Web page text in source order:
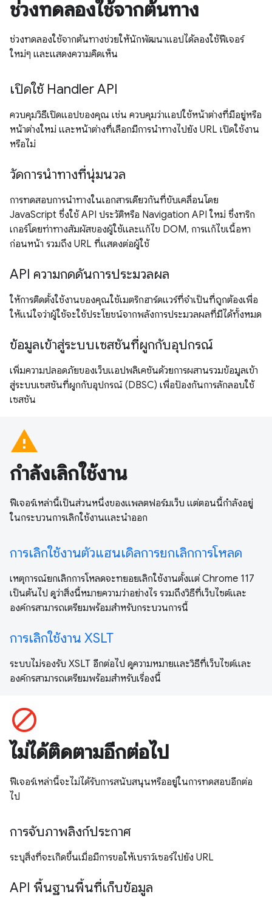
ช่วงทดลองใช้จากต้นทาง
ช่วงทดลองใช้จากต้นทางช่วยให้นักพัฒนาแอปได้ลองใช้ฟีเจอร์
ใหม่ๆ และแสดงความคิดเห็น
เปิดใช้ Handler API
ควบคุมวิธีเปิดแอปของคุณ เช่น ควบคุมว่าแอปใช้หน้าต่างที่มีอยู่หรือ
หน้าต่างใหม่ และหน้าต่างที่เลือกมีการนำทางไปยัง URL เปิดใช้งาน
หรือไม่
วัดการนําทางที่นุ่มนวล
การทดสอบการนำทางในเอกสารเดียวกันที่ขับเคลื่อนโดย
JavaScript ซึ่งใช้ API ประวัติหรือ Navigation API ใหม่ ซึ่งทริก
เกอร์โดยท่าทางสัมผัสของผู้ใช้และแก้ไข DOM, การแก้ไขเนื้อหา
ก่อนหน้า รวมถึง URL ที่แสดงต่อผู้ใช้
API ความกดดันการประมวลผล
ให้การติดตั้งใช้งานของคุณใช้เมตริกฮาร์ดแวร์ที่จำเป็นที่ถูกต้องเพื่อ
ให้แน่ใจว่าผู้ใช้จะใช้ประโยชน์จากพลังการประมวลผลที่มีได้ทั้งหมด
ข้อมูลเข้าสู่ระบบเซสชันที่ผูกกับอุปกรณ์
เพิ่มความปลอดภัยของเว็บแอปพลิเคชันด้วยการผสานรวมข้อมูลเข้า
สู่ระบบเซสชันที่ผูกกับอุปกรณ์ (DBSC) เพื่อป้องกันการลักลอบใช้
เซสชัน
warning
กำลังเลิกใช้งาน
ฟีเจอร์เหล่านี้เป็นส่วนหนึ่งของแพลตฟอร์มเว็บ แต่ตอนนี้กำลังอยู่
ในกระบวนการเลิกใช้งานและนำออก
การเลิกใช้งานตัวแฮนเดิลการยกเลิกการโหลด
เหตุการณ์ยกเลิกการโหลดจะทยอยเลิกใช้งานตั้งแต่ Chrome 117
เป็นต้นไป ดูว่าสิ่งนี้หมายความว่าอย่างไร รวมถึงวิธีที่เว็บไซต์และ
องค์กรสามารถเตรียมพร้อมสำหรับกระบวนการนี้
การเลิกใช้งาน XSLT
ระบบไม่รองรับ XSLT อีกต่อไป ดูความหมายและวิธีที่เว็บไซต์และ
องค์กรสามารถเตรียมพร้อมสำหรับเรื่องนี้
block
ไม่ได้ติดตามอีกต่อไป
ฟีเจอร์เหล่านี้จะไม่ได้รับการสนับสนุนหรืออยู่ในการทดสอบอีกต่อ
ไป
การจับภาพลิงก์ประกาศ
ระบุสิ่งที่จะเกิดขึ้นเมื่อมีการขอให้เบราว์เซอร์ไปยัง URL
API พื้นฐานพื้นที่เก็บข้อมูล